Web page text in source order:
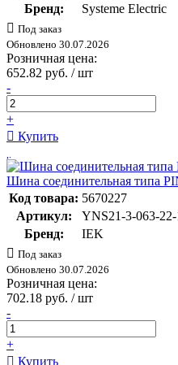
Бренд:
Systeme Electric
Под заказ
Обновлено 30.07.2026
Розничная цена:
652.82 руб. / шт
-
+
Купить
Шина соединительная типа
Код товара: 5670227
Артикул:
YNS21-3-063-22-
Бренд:
IEK
Под заказ
Обновлено 30.07.2026
Розничная цена:
702.18 руб. / шт
-
+
Купить